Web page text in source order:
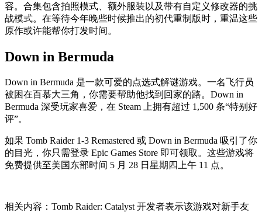
容。合集包含拍照模式、额外服装以及带有自定义修改器的挑
战模式。在等待今年晚些时候推出的初代重制版时，重温这些
原作或许能帮你打发时间。
Down in Bermuda
Down in Bermuda 是一款可爱的点选式解谜游戏。一名飞行员
被困在百慕大三角，你需要帮助他找到回家的路。Down in
Bermuda 深受玩家喜爱，在 Steam 上拥有超过 1,500 条“特别好
评”。
如果 Tomb Raider 1-3 Remastered 或 Down in Bermuda 吸引了你
的目光，你只需登录 Epic Games Store 即可领取。这些游戏将
免费提供至美国东部时间 5 月 28 日星期四上午 11 点。
相关内容：Tomb Raider: Catalyst 开发者表示该游戏对新手友